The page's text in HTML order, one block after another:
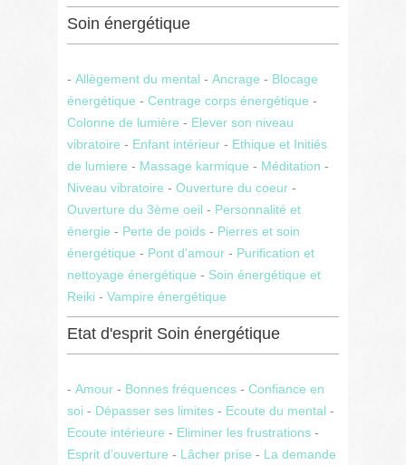
Soin énergétique
- Allègement du mental - Ancrage - Blocage
énergétique - Centrage corps énergétique -
Colonne de lumière - Elever son niveau
vibratoire - Enfant intérieur - Ethique et Initiés
de lumiere - Massage karmique - Méditation -
Niveau vibratoire - Ouverture du coeur -
Ouverture du 3ème oeil - Personnalité et
énergie - Perte de poids - Pierres et soin
énergétique - Pont d'amour - Purification et
nettoyage énergétique - Soin énergétique et
Reiki - Vampire énergétique
Etat d'esprit Soin énergétique
- Amour - Bonnes fréquences - Confiance en
soi - Dépasser ses limites - Ecoute du mental -
Ecoute intérieure - Eliminer les frustrations -
Esprit d’ouverture - Lâcher prise - La demande